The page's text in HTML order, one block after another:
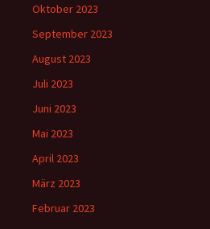
Oktober 2023
September 2023
August 2023
Juli 2023
Juni 2023
Mai 2023
April 2023
März 2023
Februar 2023